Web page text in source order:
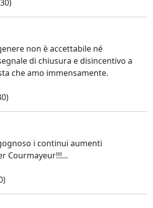
non è accettabile né
di chiusura e disincentivo a
che amo immensamente.
i continui aumenti
Courmayeur!!!...